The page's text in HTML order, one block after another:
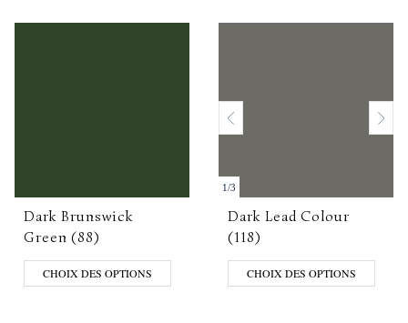
Dark Brunswick
Green (88)
CHOIX DES OPTIONS
1/3
Dark Lead Colour
(118)
CHOIX DES OPTIONS